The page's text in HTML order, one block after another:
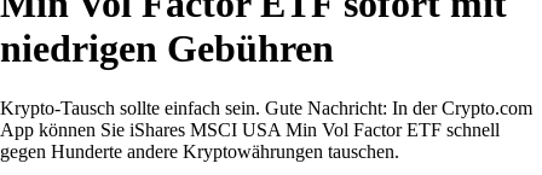
niedrigen Gebühren
Krypto-Tausch sollte einfach sein. Gute Nachricht: In der Crypto.com
App können Sie iShares MSCI USA Min Vol Factor ETF schnell
gegen Hunderte andere Kryptowährungen tauschen.